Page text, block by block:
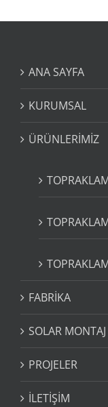
ANA SAYFA
KURUMSAL
ÜRÜNLERİMİZ
FABRİKA
SOLAR
PROJELER
İLETİŞİM